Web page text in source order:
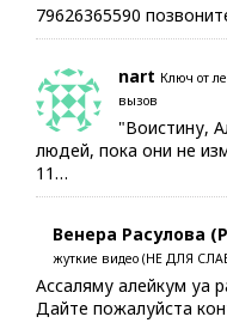
79626365590
nart Ключ от
вызов
"Воистину,
людей, пока они не
11…
Венера Расулова
жуткие видео (НЕ ДЛЯ
Ассаляму алейкум уа
Дайте пожалуйста